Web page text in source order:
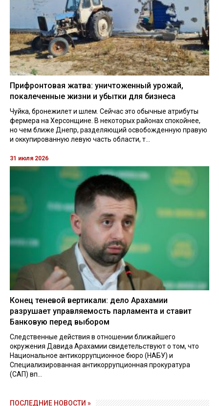
Прифронтовая жатва: уничтоженный урожай,
покалеченные жизни и убытки для бизнеса
Чуйка, бронежилет и шлем. Сейчас это обычные атрибуты
фермера на Херсонщине. В некоторых районах спокойнее,
но чем ближе Днепр, разделяющий освобожденную правую
и оккупированную левую часть области, т...
31 июля 2026
Конец теневой вертикали: дело Арахамии
разрушает управляемость парламента и ставит
Банковую перед выбором
Следственные действия в отношении ближайшего
окружения Давида Арахамии свидетельствуют о том, что
Национальное антикоррупционное бюро (НАБУ) и
Специализированная антикоррупционная прокуратура
(САП) вп...
ПОСЛЕДНИЕ НОВОСТИ »